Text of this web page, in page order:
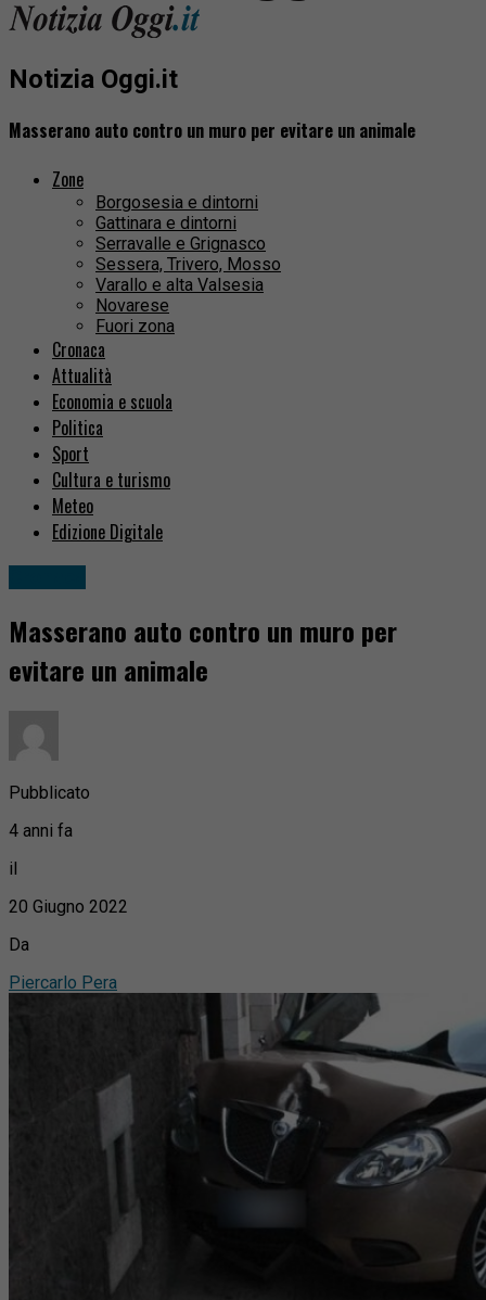
Notizia Oggi.it
Masserano auto contro un muro per evitare un animale
Zone
Borgosesia e dintorni
Gattinara e dintorni
Serravalle e Grignasco
Sessera, Trivero, Mosso
Varallo e alta Valsesia
Novarese
Fuori zona
Cronaca
Attualità
Economia e scuola
Politica
Sport
Cultura e turismo
Meteo
Edizione Digitale
Masserano auto contro un muro per
evitare un animale
Pubblicato
4 anni fa
il
20 Giugno 2022
Da
Piercarlo Pera